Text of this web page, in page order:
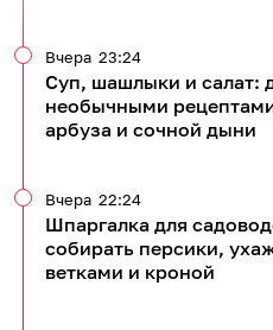
Суп, шашлыки и салат:
необычными
арбуза и сочной дыни
Вчера 23:24
Шпаргалка для
собирать персики,
ветками и кроной
Вчера 22:24